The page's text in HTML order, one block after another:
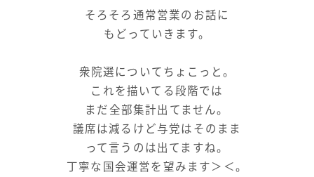
そろそろ通常営業のお話に
もどっていきます。
衆院選についてちょこっと。
これを描いてる段階では
まだ全部集計出てません。
議席は減るけど与党はそのまま
って言うのは出てますね。
丁寧な国会運営を望みます＞＜。